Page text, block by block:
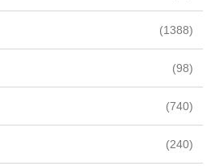
(1388)
(98)
(740)
(240)